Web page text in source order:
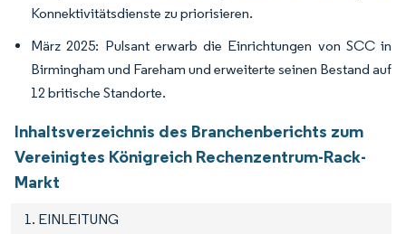
Konnektivitätsdienste zu priorisieren.
März 2025: Pulsant erwarb die Einrichtungen von SCC in
Birmingham und Fareham und erweiterte seinen Bestand auf
12 britische Standorte.
Inhaltsverzeichnis des Branchenberichts zum
Vereinigtes Königreich Rechenzentrum-Rack-
Markt
1. EINLEITUNG